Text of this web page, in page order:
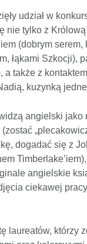
udział w
nie tylko z
(dobrym serem,
łąkami Szkocji),
a także z
kuzynką
angielski jako
dogadać się z
angielskie
ciekawej
laureatów, którzy